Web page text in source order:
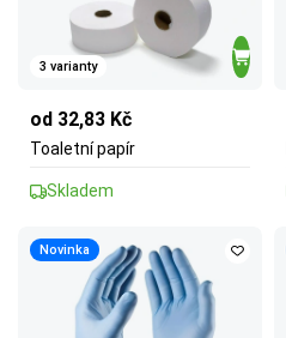
3 varianty
od 32,83 Kč
Toaletní papír
Skladem
Novinka